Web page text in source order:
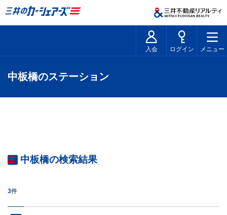
入会 ログイン メニュー
中板橋のステーション
中板橋の検索結果
3件